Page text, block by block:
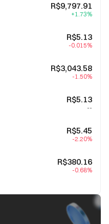
R$9,797.91
+1.73%
R$5.13
-0.015%
R$3,043.58
-1.50%
R$5.13
--
R$5.45
-2.20%
R$380.16
-0.68%